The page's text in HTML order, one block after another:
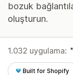
bozuk
oluşturun.
1.032 uygulama:
Built for Shopify